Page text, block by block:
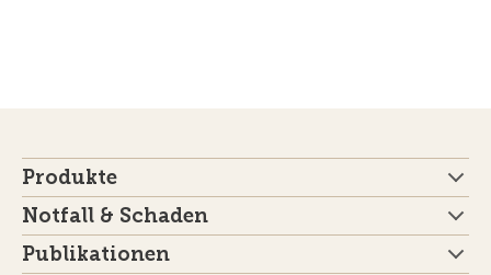
Produkte
Notfall & Schaden
Publikationen